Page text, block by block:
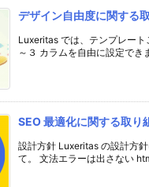
デザイン自由度に関する
Luxeritas では、テンプレート
～３ カラムを自由に設定でき
SEO 最適化に関する取り
設計方針 Luxeritas の設計方
て。 文法エラーは出さない